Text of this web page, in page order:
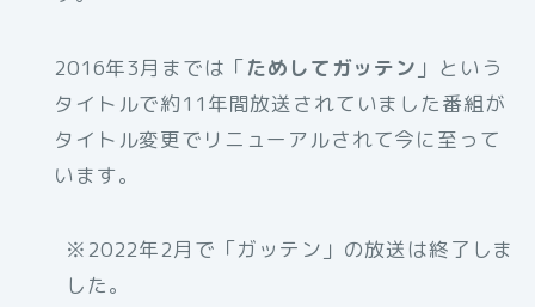
2016年3月までは「ためしてガッテン 」という
タイトルで約11年間放送されていました番組が
タイトル変更でリニューアルされて今に至って
います。
※2022年2月で「ガッテン」の放送は終了しま
した。